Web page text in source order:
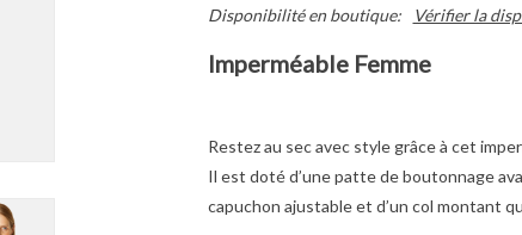
Disponibilité en boutique:
Vérifier la
Imperméable Femme
Restez au sec avec style grâce à cet
Il est doté d’une patte de boutonnage
capuchon ajustable et d’un col montant